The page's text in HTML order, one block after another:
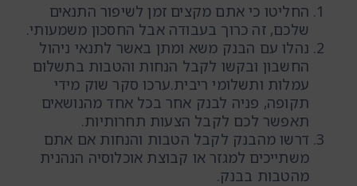
החליטו כי אתם מקצים זמן לשיפור התנאים
שלכם, זה כרוך בעבודה אבל החסכון משמעותי.
נהלו עם הבנק משא ומתן באשר לתנאי ניהול
החשבון ובקשו לקבל הנחות והטבות בתשלום
עמלות ותשלומי ריבית.ערכו סקר שוק מידי
תקופה, פניה לבנק אחר בכל אחד מהנושאים
תאפשר לכם לקבל הצעות תחרותיות.
דרשו מהבנק לקבל הטבות והנחות אם אתם
משתייכים למגזר או קבוצת אוכלוסיה הנהנית
מהטבות בבנק.